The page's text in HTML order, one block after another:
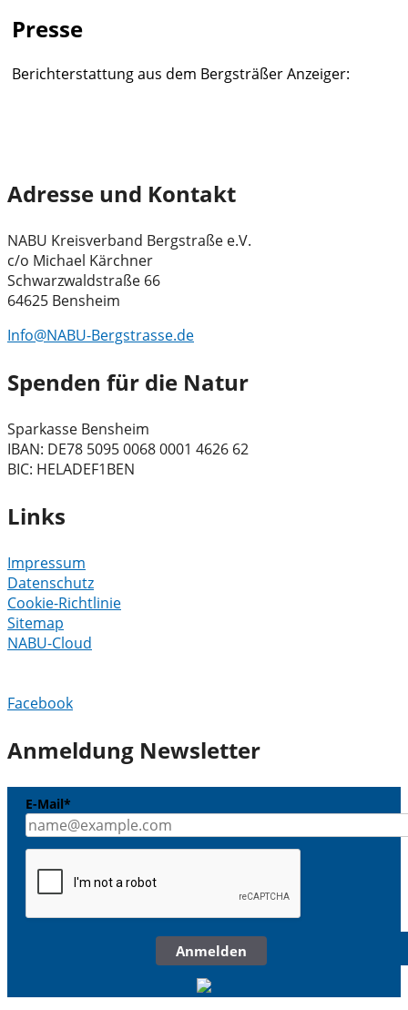
Presse
Berichterstattung aus dem Bergsträßer Anzeiger:
Adresse und Kontakt
NABU Kreisverband Bergstraße e.V.
c/o Michael Kärchner
Schwarzwaldstraße 66
64625 Bensheim
Info@NABU-Bergstrasse.de
Spenden für die Natur
Sparkasse Bensheim
IBAN: DE78 5095 0068 0001 4626 62
BIC: HELADEF1BEN
Links
Impressum
Datenschutz
Cookie-Richtlinie
Sitemap
NABU-Cloud
Facebook
Anmeldung Newsletter
E-Mail*
Anmelden